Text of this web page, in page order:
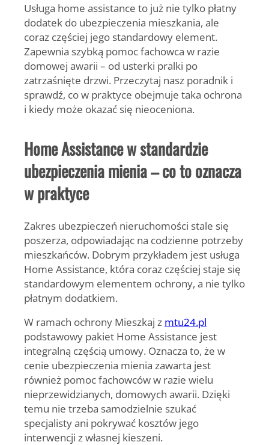
Usługa home assistance to już nie tylko płatny
dodatek do ubezpieczenia mieszkania, ale
coraz częściej jego standardowy element.
Zapewnia szybką pomoc fachowca w razie
domowej awarii – od usterki pralki po
zatrzaśnięte drzwi. Przeczytaj nasz poradnik i
sprawdź, co w praktyce obejmuje taka ochrona
i kiedy może okazać się nieoceniona.
Home Assistance w standardzie
ubezpieczenia mienia – co to oznacza
w praktyce
Zakres ubezpieczeń nieruchomości stale się
poszerza, odpowiadając na codzienne potrzeby
mieszkańców. Dobrym przykładem jest usługa
Home Assistance, która coraz częściej staje się
standardowym elementem ochrony, a nie tylko
płatnym dodatkiem.
W ramach ochrony Mieszkaj z mtu24.pl
podstawowy pakiet Home Assistance jest
integralną częścią umowy. Oznacza to, że w
cenie ubezpieczenia mienia zawarta jest
również pomoc fachowców w razie wielu
nieprzewidzianych, domowych awarii. Dzięki
temu nie trzeba samodzielnie szukać
specjalisty ani pokrywać kosztów jego
interwencji z własnej kieszeni.